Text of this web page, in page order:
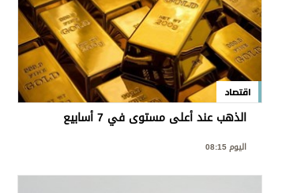
اقتصاد
الذهب عند أعلى مستوى في 7 أسابيع
اليوم 08:15